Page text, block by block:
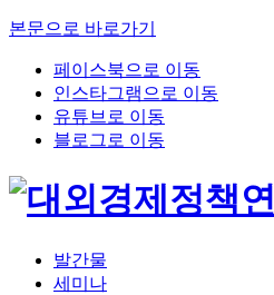
본문으로 바로가기
페이스북으로 이동
인스타그램으로 이동
유튜브로 이동
블로그로 이동
발간물
세미나